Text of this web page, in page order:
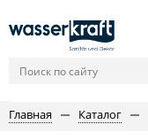
Главная Каталог